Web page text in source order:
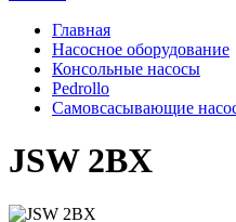
Главная
Насосное оборудование
Консольные насосы
Pedrollo
Самовсасывающие
JSW 2BX